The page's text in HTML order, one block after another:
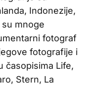
Indonezije,
mnoge
fotograf
fotografije i
časopisima Life,
Stern, La